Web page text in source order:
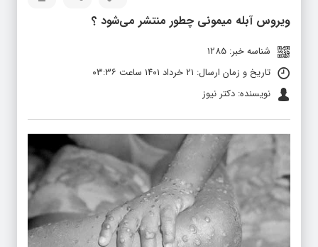
ویروس آبله میمونی چطور منتشر می‌شود ؟
شناسه خبر: 1285
تاریخ و زمان ارسال: ۲۱ خرداد ۱۴۰۱ ساعت ۰۳:۳۶
نویسنده: دکتر نیوز